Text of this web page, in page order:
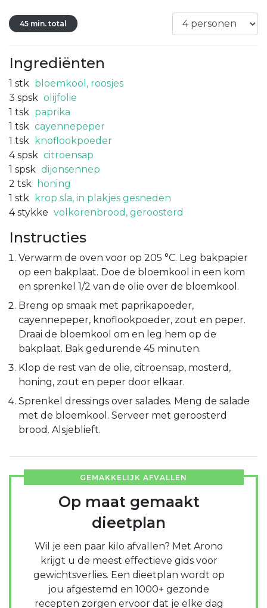
45 min. total
Ingrediënten
1 stk bloemkool, roosjes
3 spsk olijfolie
1 tsk paprika
1 tsk cayennepeper
1 tsk
knoflookpoeder
4 spsk citroensap
1 spsk dijonsennep
2 tsk
honing
1 stk
krop sla, in plakjes gesneden
4 stykke volkorenbrood, geroosterd
Instructies
Verwarm de oven voor op 205 °C. Leg bakpapier
op een bakplaat. Doe de bloemkool in een kom
en sprenkel 1/2 van de olie over de bloemkool.
Breng op smaak met paprikapoeder,
cayennepeper, knoflookpoeder, zout en peper.
Draai de bloemkool om en leg hem op de
bakplaat. Bak gedurende 45 minuten.
Klop de rest van de olie, citroensap, mosterd,
honing, zout en peper door elkaar.
Sprenkel dressings over salades. Meng de salade
met de bloemkool. Serveer met geroosterd
brood. Alsjeblieft.
GEMAKKELIJK AFVALLEN
Op maat gemaakt
dieetplan
Wil je een paar kilo afvallen? Met Arono
krijgt u de meest effectieve gids voor
gewichtsverlies. Een dieetplan wordt op
jou afgestemd en 1000+ gezonde
recepten zorgen ervoor dat je elke dag